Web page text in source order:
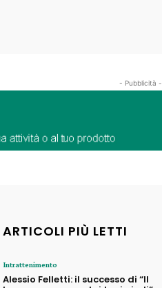
- Pubblicità -
ARTICOLI PIÙ LETTI
Intrattenimento
Alessio Felletti: il successo di “Il